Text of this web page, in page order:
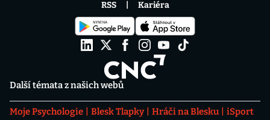
Další témata z našich webů
Moje Psychologie Blesk Tlapky Hráči na Blesku
iSport
RSS Kariéra